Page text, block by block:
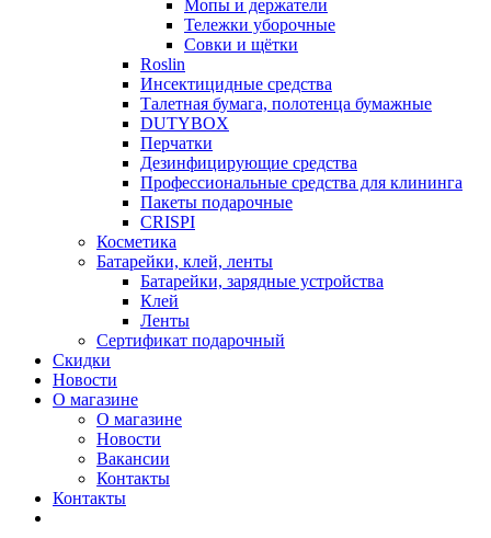
Мопы и держатели
Тележки уборочные
Совки и щётки
Roslin
Инсектицидные средства
Талетная бумага, полотенца бумажные
DUTYBOX
Перчатки
Дезинфицирующие средства
Профессиональные средства для клининга
Пакеты подарочные
CRISPI
Косметика
Батарейки, клей, ленты
Батарейки, зарядные устройства
Клей
Ленты
Сертификат подарочный
Скидки
Новости
О магазине
О магазине
Новости
Вакансии
Контакты
Контакты